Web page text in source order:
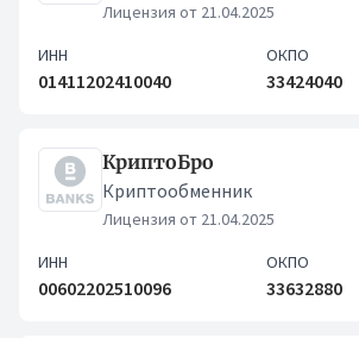
Лицензия от 21.04.2025
ИНН
01411202410040
ОКПО
33424040
КриптоБро
Криптообменник
Лицензия от 21.04.2025
ИНН
00602202510096
ОКПО
33632880